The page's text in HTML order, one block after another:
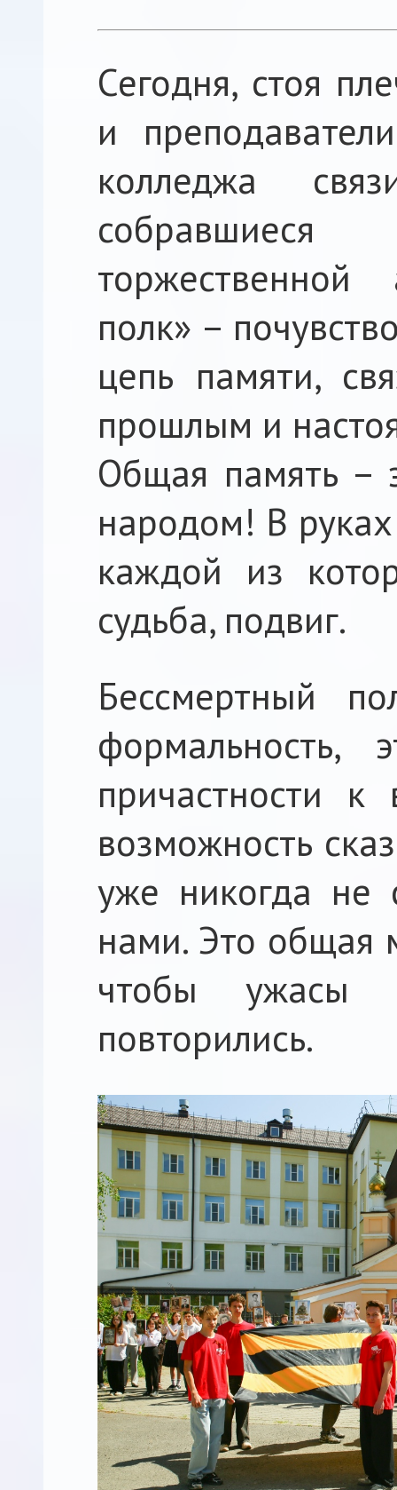
Сегодня, стоя
и
колледжа
торжественной
полк» –
цепь памяти,
прошлым и
Общая память –
народом! В
каждой из
судьба, подвиг.
Бессмертный
формальность,
причастности к
возможность
уже никогда не
нами. Это общая
чтобы ужасы
повторились.